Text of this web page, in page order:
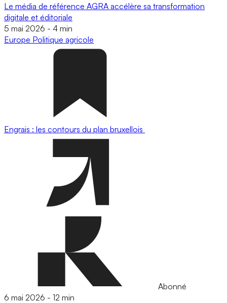
Le média de référence AGRA accélère sa transformation
digitale et éditoriale
5 mai 2026 - 4 min
Europe Politique agricole
Engrais : les contours du plan bruxellois
Abonné
6 mai 2026 - 12 min